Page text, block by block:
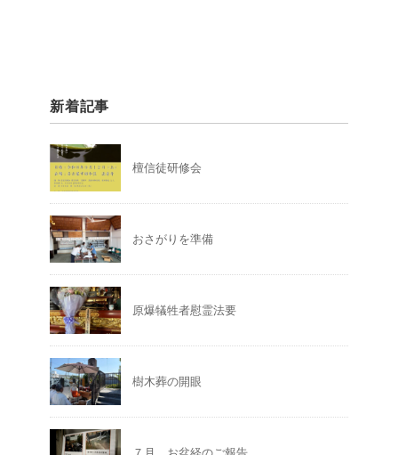
新着記事
檀信徒研修会
おさがりを準備
原爆犠牲者慰霊法要
樹木葬の開眼